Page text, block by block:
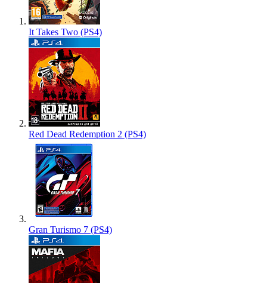
It Takes Two (PS4)
Red Dead Redemption 2 (PS4)
Gran Turismo 7 (PS4)